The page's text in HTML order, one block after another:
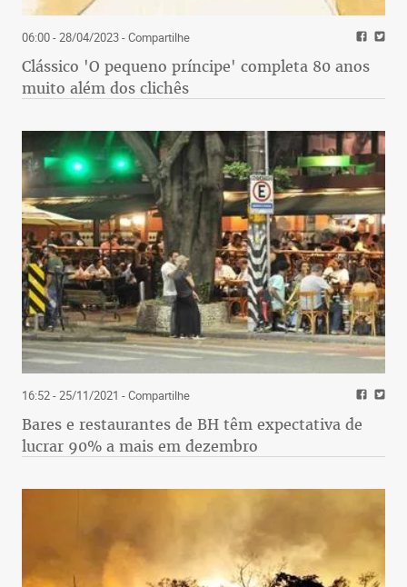
06:00 - 28/04/2023- Compartilhe
Clássico 'O pequeno príncipe' completa 80 anos
muito além dos clichês
16:52 - 25/11/2021 - Compartilhe
Bares e restaurantes de BH têm expectativa de
lucrar 90% a mais em dezembro